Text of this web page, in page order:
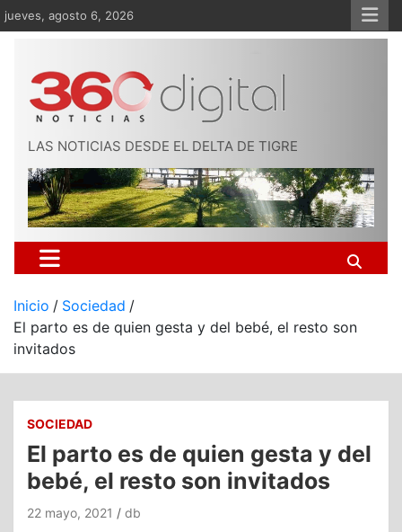
Saltar
al
jueves, agosto 6, 2026
LAS NOTICIAS DESDE EL DELTA DE TIGRE
Inicio
Sociedad
El parto es de quien gesta y del bebé, el resto son
invitados
SOCIEDAD
El parto es de quien gesta y del
bebé, el resto son invitados
22 mayo, 2021 db